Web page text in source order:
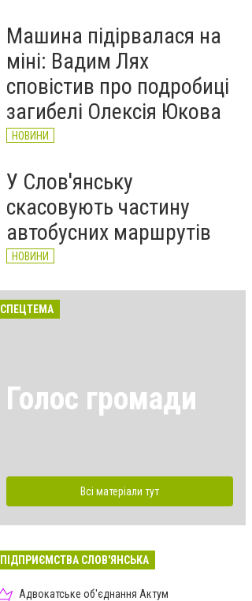
Машина підірвалася на
міні: Вадим Лях
сповістив про подробиці
загибелі Олексія Юкова
НОВИНИ
У Слов'янську
скасовують частину
автобусних маршрутів
НОВИНИ
СПЕЦТЕМА
Голос громади
Всі матеріали тут
ПІДПРИЄМСТВА СЛОВ'ЯНСЬКА
Адвокатське об'єднання Актум